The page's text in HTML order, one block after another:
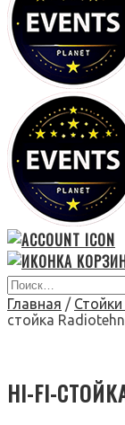
Главная /
стойка
HI-FI-